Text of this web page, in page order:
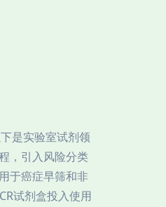
是实验室试剂领
，引入风险分类
用于癌症早筛和非
试剂盒投入使用